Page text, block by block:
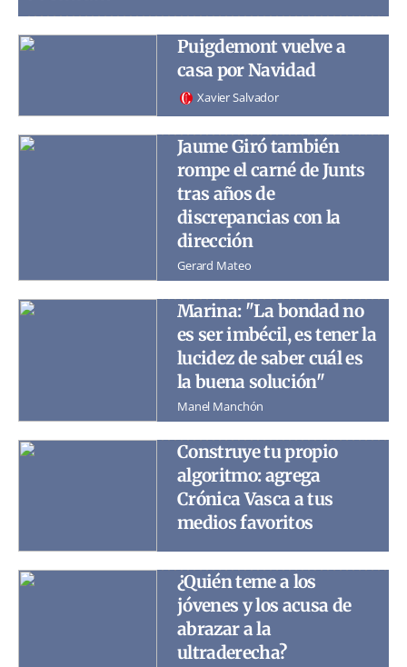
Puigdemont vuelve a
casa por Navidad
Xavier Salvador
Jaume Giró también
rompe el carné de Junts
tras años de
discrepancias con la
dirección
Gerard Mateo
Marina: "La bondad no
es ser imbécil, es tener la
lucidez de saber cuál es
la buena solución"
Manel Manchón
Construye tu propio
algoritmo: agrega
Crónica Vasca a tus
medios favoritos
¿Quién teme a los
jóvenes y los acusa de
abrazar a la
ultraderecha?